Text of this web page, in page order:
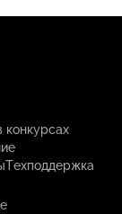
конкурсах
Техподдержка